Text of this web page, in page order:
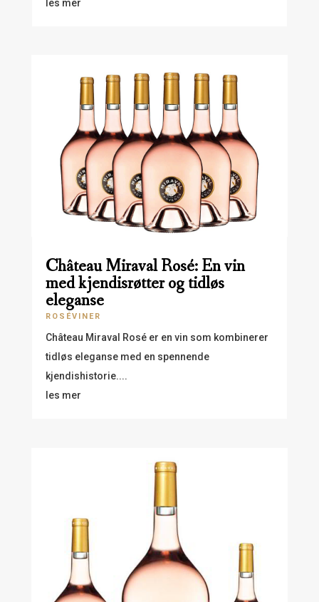
les mer
Château Miraval Rosé: En vin
med kjendisrøtter og tidløs
eleganse
ROSÉVINER
Château Miraval Rosé er en vin som kombinerer
tidløs eleganse med en spennende
kjendishistorie....
les mer